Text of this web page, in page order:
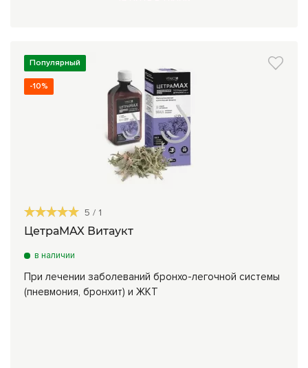
Популярный
-10%
5 / 1
ЦетраMAX Витаукт
в наличии
При лечении заболеваний бронхо-легочной системы
(пневмония, бронхит) и ЖКТ